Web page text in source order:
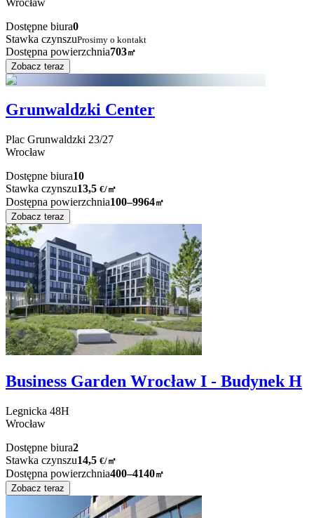
Wrocław
Dostępne biura0
Stawka czynszuProsimy o kontakt
Dostępna powierzchnia703㎡
Zobacz teraz
Grunwaldzki Center
Plac Grunwaldzki 23/27
Wrocław
Dostępne biura10
Stawka czynszu13,5 €/㎡
Dostępna powierzchnia100–9964㎡
Zobacz teraz
Business Garden Wrocław I - Budynek H
Legnicka 48H
Wrocław
Dostępne biura2
Stawka czynszu14,5 €/㎡
Dostępna powierzchnia400–4140㎡
Zobacz teraz